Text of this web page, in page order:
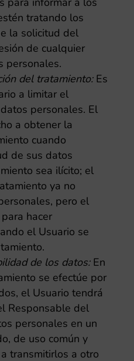
tratando los
la solicitud del
de cualquier
personales.
del tratamiento: Es
a limitar el
personales. El
a obtener la
cuando
de sus datos
sea ilícito; el
ya no
pero el
hacer
el Usuario se
de los datos: En
se efectúe por
el Usuario tendrá
Responsable del
personales en un
de uso común y
transmitirlos a otro